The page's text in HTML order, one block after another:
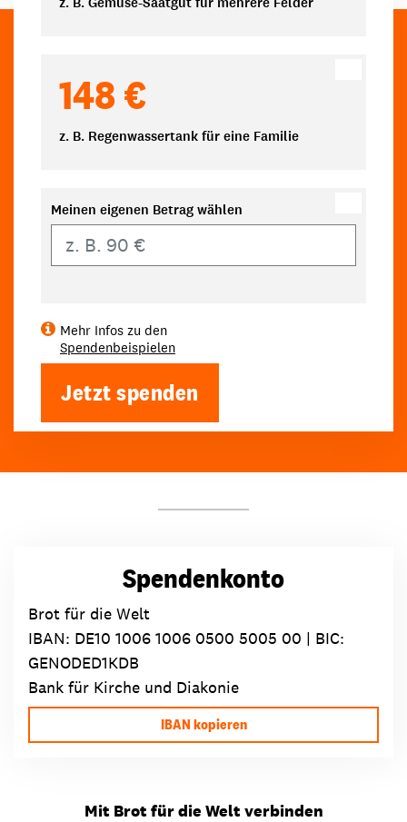
148 €
z. B. Regenwassertank für eine Familie
Meinen eigenen Betrag wählen
Mehr Infos zu den
Spendenbeispielen
Jetzt spenden
Spendenkonto
Brot für die Welt
IBAN: DE10 1006 1006 0500 5005 00 | BIC:
GENODED1KDB
Bank für Kirche und Diakonie
IBAN kopieren
Mit Brot für die Welt verbinden